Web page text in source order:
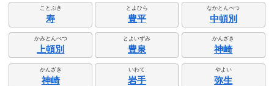
ことぶき
寿
とよひら
豊平
なかとんべつ
中頓別
かみとんべつ
上頓別
とよいずみ
豊泉
かんざき
神崎
かんざき
神崎
いわて
岩手
やよい
弥生